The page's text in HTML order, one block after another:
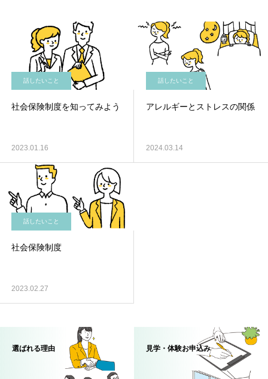
話したいこと
社会保険制度を知ってみよう
2023.01.16
話したいこと
アレルギーとストレスの関係
2024.03.14
話したいこと
社会保険制度
2023.02.27
選ばれる理由 見学・体験お申込み